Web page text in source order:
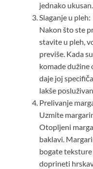
jednako ukusan.
Slaganje u pleh:
Nakon što ste
stavite u pleh,
previše. Kada
komade dužine
daje joj
lakše
Prelivanje
Uzmite
Otopljeni
baklavi.
bogate teksture
doprineti